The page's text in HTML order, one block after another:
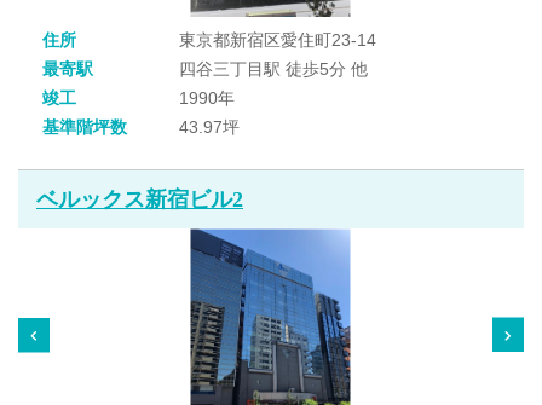
住所
東京都新宿区愛住町23-14
最寄駅
四谷三丁目駅 徒歩5分 他
竣工
1990年
基準階坪数
43.97坪
ベルックス新宿ビル2